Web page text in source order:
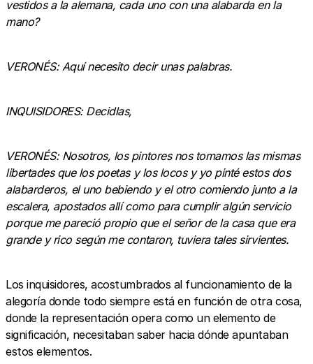
vestidos a la alemana, cada uno con una alabarda en la
mano?
VERONÉS: Aquí necesito decir unas palabras.
INQUISIDORES: Decidlas,
VERONÉS: Nosotros, los pintores nos tomamos las mismas
libertades que los poetas y los locos y yo pinté estos dos
alabarderos, el uno bebiendo y el otro comiendo junto a la
escalera, apostados allí como para cumplir algún servicio
porque me pareció propio que el señor de la casa que era
grande y rico según me contaron, tuviera tales sirvientes.
Los inquisidores, acostumbrados al funcionamiento de la
alegoría donde todo siempre está en función de otra cosa,
donde la representación opera como un elemento de
significación, necesitaban saber hacia dónde apuntaban
estos elementos.